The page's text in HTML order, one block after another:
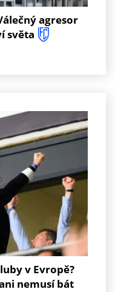
agresor
světa
v Evropě?
nemusí bát